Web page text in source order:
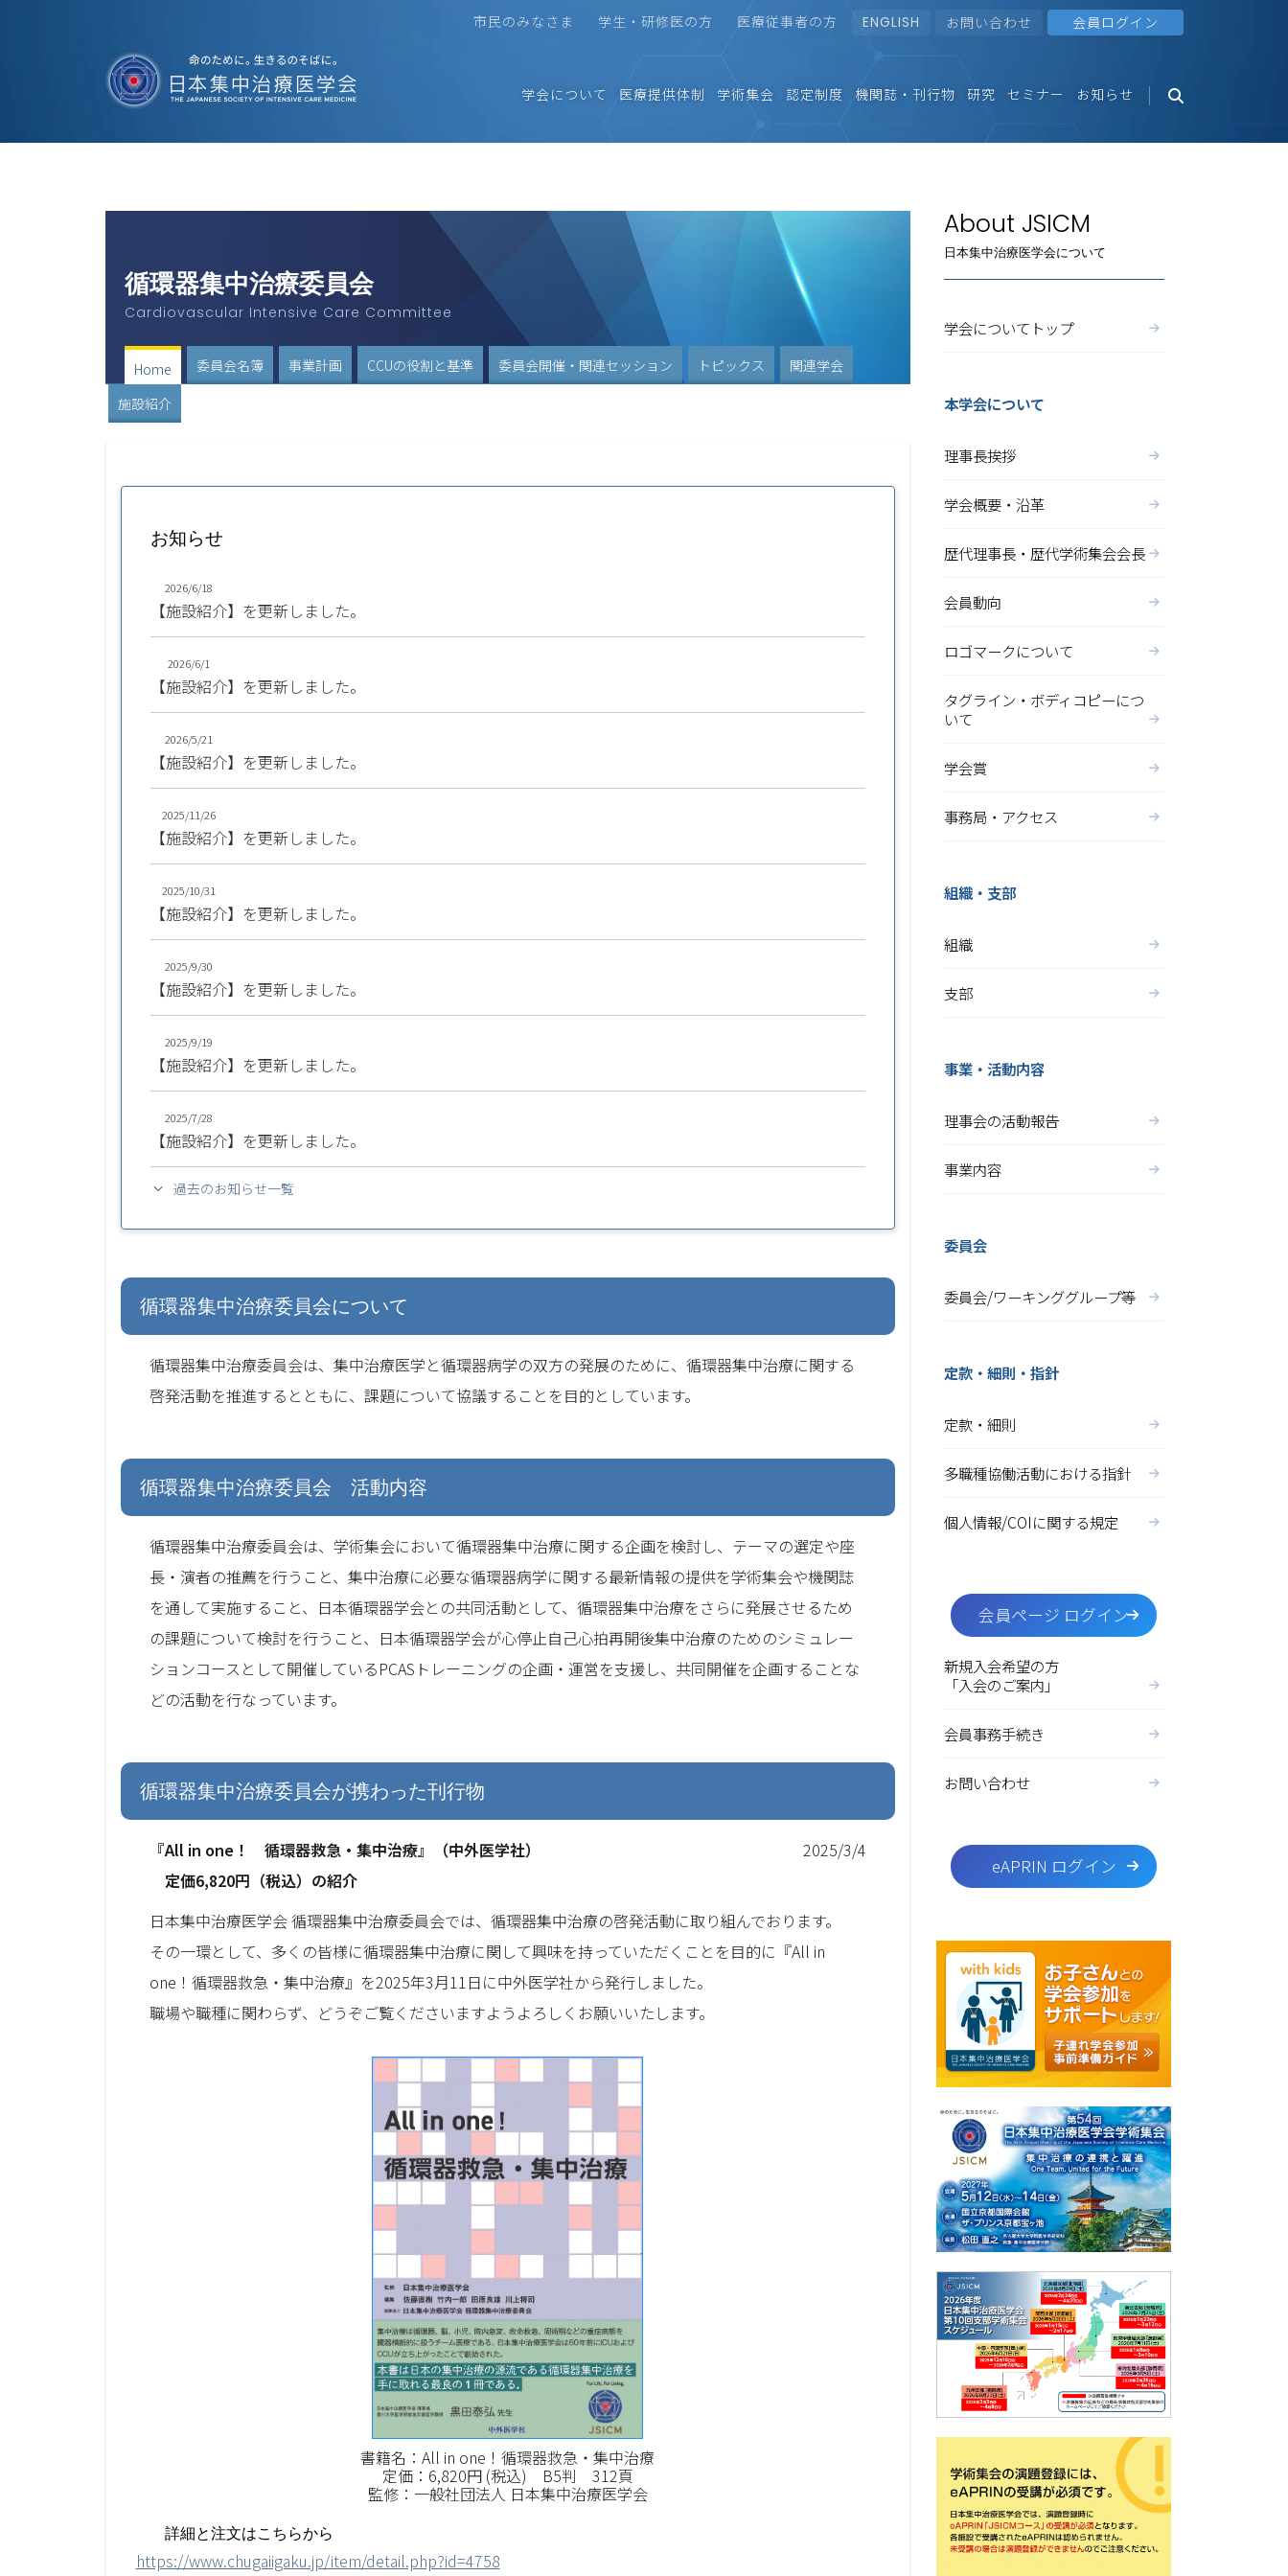
市民のみなさま 学生・研修医の方 医療従事者の方 ENGLISH お問い合わせ 会員ログイン
学会について 医療提供体制 学術集会 認定制度 機関誌・刊行物 研究 セミナー お知らせ
循環器集中治療委員会
Cardiovascular Intensive Care Committee
Home 委員会名簿 事業計画 CCUの役割と基準 委員会開催・関連セッション トピックス
関連学会
施設紹介
お知らせ
2026/6/18
【施設紹介】を更新しました。
2026/6/1
【施設紹介】を更新しました。
2026/5/21
【施設紹介】を更新しました。
2025/11/26
【施設紹介】を更新しました。
2025/10/31
【施設紹介】を更新しました。
2025/9/30
【施設紹介】を更新しました。
2025/9/19
【施設紹介】を更新しました。
2025/7/28
【施設紹介】を更新しました。
過去のお知らせ一覧
循環器集中治療委員会について
循環器集中治療委員会は、集中治療医学と循環器病学の双方の発展のために、循環器集中治療に関する
啓発活動を推進するとともに、課題について協議することを目的としています。
循環器集中治療委員会 活動内容
循環器集中治療委員会は、学術集会において循環器集中治療に関する企画を検討し、テーマの選定や座
長・演者の推薦を行うこと、集中治療に必要な循環器病学に関する最新情報の提供を学術集会や機関誌
を通して実施すること、日本循環器学会との共同活動として、循環器集中治療をさらに発展させるため
の課題について検討を行うこと、日本循環器学会が心停止自己心拍再開後集中治療のためのシミュレー
ションコースとして開催しているPCASトレーニングの企画・運営を支援し、共同開催を企画することな
どの活動を行なっています。
循環器集中治療委員会が携わった刊行物
『All in one！ 循環器救急・集中治療』（中外医学社）
定価6,820円（税込）の紹介
2025/3/4
日本集中治療医学会 循環器集中治療委員会では、循環器集中治療の啓発活動に取り組んでおります。
その一環として、多くの皆様に循環器集中治療に関して興味を持っていただくことを目的に『All in
one！循環器救急・集中治療』を2025年3月11日に中外医学社から発行しました。
職場や職種に関わらず、どうぞご覧くださいますようよろしくお願いいたします。
書籍名：All in one！循環器救急・集中治療
定価：6,820円 (税込) B5判 312頁
監修：一般社団法人 日本集中治療医学会
詳細と注文はこちらから
https://www.chugaiigaku.jp/item/detail.php?id=4758
About JSICM
日本集中治療医学会について
学会についてトップ
本学会について
理事長挨拶
学会概要・沿革
歴代理事長・歴代学術集会会長
会員動向
ロゴマークについて
タグライン・ボディコピーにつ
いて
学会賞
事務局・アクセス
組織・支部
組織
支部
事業・活動内容
理事会の活動報告
事業内容
委員会
委員会/ワーキンググループ等
定款・細則・指針
定款・細則
多職種協働活動における指針
個人情報/COIに関する規定
会員ページ ログイン
新規入会希望の方
「入会のご案内」
会員事務手続き
お問い合わせ
eAPRIN ログイン